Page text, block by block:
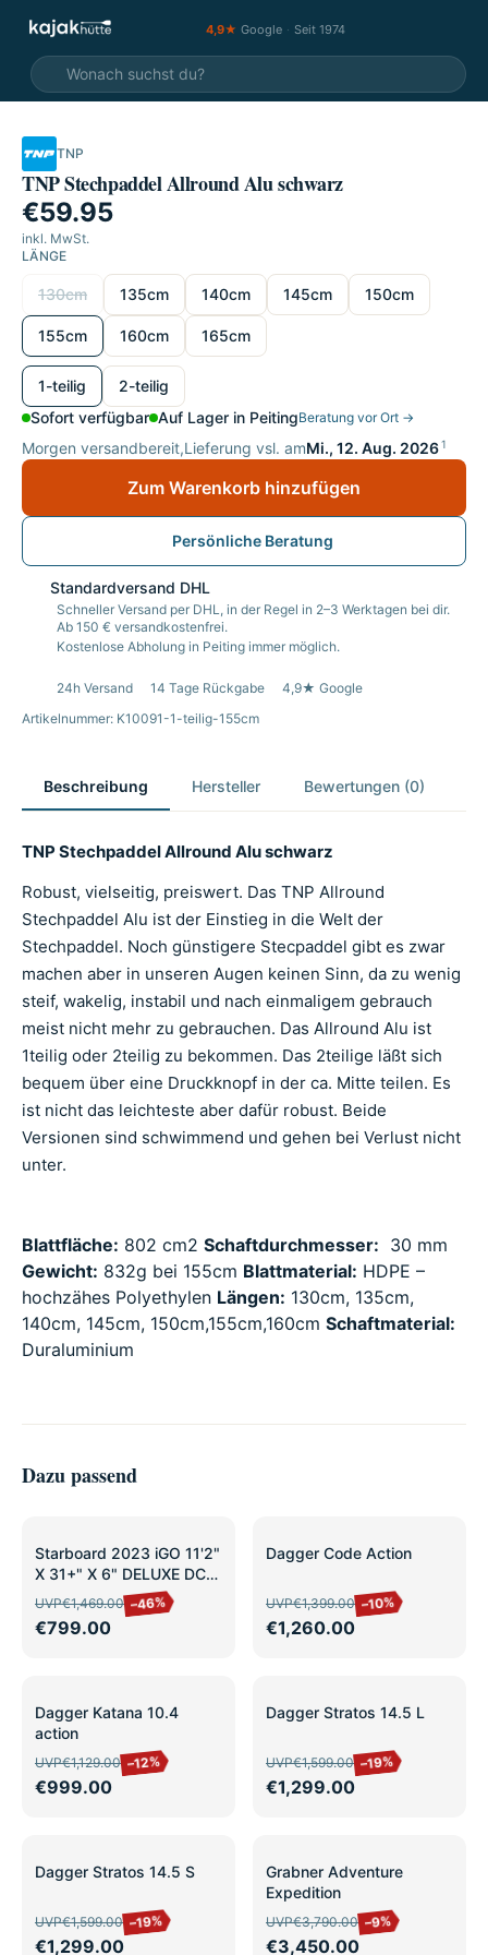
4,9★ Google · Seit 1974
TNP
TNP Stechpaddel Allround Alu schwarz
€59.95
inkl. MwSt.
LÄNGE
Länge wählen
130cm 135cm 140cm 145cm 150cm
155cm 160cm 165cm
wählen
1-teilig
2-teilig
Sofort verfügbar Auf Lager in PeitingBeratung vor Ort →
Morgen versandbereit,Lieferung vsl. amMi., 12. Aug. 20261
Zum Warenkorb hinzufügen
Persönliche Beratung
Standardversand DHL
Schneller Versand per DHL, in der Regel in 2–3 Werktagen bei dir.
Ab 150 € versandkostenfrei.
Kostenlose Abholung in Peiting immer möglich.
24h Versand 14 Tage Rückgabe
4,9★ Google
Artikelnummer: K10091-1-teilig-155cm
Beschreibung Hersteller Bewertungen (0)
TNP Stechpaddel Allround Alu schwarz
Robust, vielseitig, preiswert. Das TNP Allround
Stechpaddel Alu ist der Einstieg in die Welt der
Stechpaddel. Noch günstigere Stecpaddel gibt es zwar
machen aber in unseren Augen keinen Sinn, da zu wenig
steif, wakelig, instabil und nach einmaligem gebrauch
meist nicht mehr zu gebrauchen. Das Allround Alu ist
1teilig oder 2teilig zu bekommen. Das 2teilige läßt sich
bequem über eine Druckknopf in der ca. Mitte teilen. Es
ist nicht das leichteste aber dafür robust. Beide
Versionen sind schwimmend und gehen bei Verlust nicht
unter.
Blattfläche: 802 cm2 Schaftdurchmesser: 30 mm
Gewicht: 832g bei 155cm Blattmaterial: HDPE –
hochzähes Polyethylen Längen: 130cm, 135cm,
140cm, 145cm, 150cm,155cm,160cm Schaftmaterial:
Duraluminium
Dazu passend
SALE
Starboard 2023 iGO 11'2"
X 31+" X 6" DELUXE DC
leicht
gebraucht/Ausstellung
UVP€1,469.00 –46%
€799.00
SALE
Dagger Code Action
UVP€1,399.00 –10%
€1,260.00
SALE
Dagger Katana 10.4
action
UVP€1,129.00 –12%
€999.00
SALE
Dagger Stratos 14.5 L
UVP€1,599.00 –19%
€1,299.00
SALE
Dagger Stratos 14.5 S
UVP€1,599.00 –19%
€1,299.00
SALE
Grabner Adventure
Expedition
UVP€3,790.00 –9%
€3,450.00